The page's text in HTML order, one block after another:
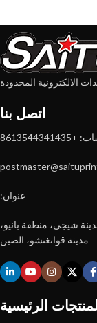
اتصل بنا
عنوان:
مدينة شيجي، منطقة بانيو،
مدينة قوانغتشو، الصين
الرئيسية